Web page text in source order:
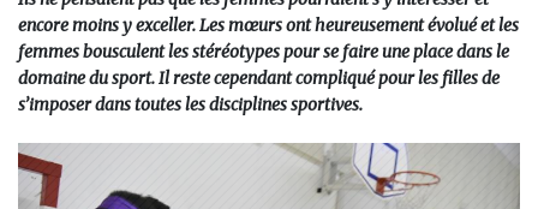
encore moins y exceller. Les mœurs ont heureusement évolué et les
femmes bousculent les stéréotypes pour se faire une place dans le
domaine du sport. Il reste cependant compliqué pour les filles de
s’imposer dans toutes les disciplines sportives.